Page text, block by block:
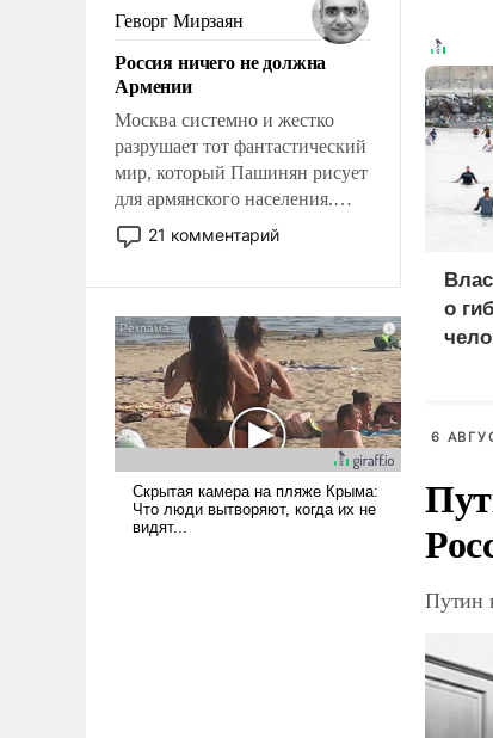
Сложившаяся ситуация
означает многолетний период
уязвимости США, например,
перед Китаем.
Геворг Мирзаян
Россия ничего не должна
Армении
Москва системно и жестко
разрушает тот фантастический
мир, который Пашинян рисует
для армянского населения.
Мир, где политические
прожекты будут безусловно
налогоплательщиков и где
Еревану за свои поступки не
нужно отвечать.
21 комментарий
о
6
Путин